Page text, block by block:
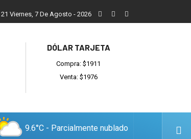
Reino recibió a instituciones y confirmó gestiones para
22 Viernes, 7 De Agosto - 2026
DÓLAR TARJETA
Compra: $1911
Venta: $1976
9.6°C - Parcialmente nublado